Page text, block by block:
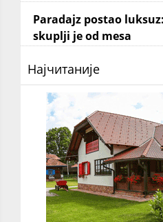
Paradajz postao
skuplji je od mesa
Најчитаније